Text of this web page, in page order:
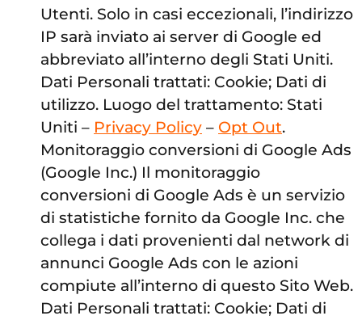
Utenti. Solo in casi eccezionali, l’indirizzo
IP sarà inviato ai server di Google ed
abbreviato all’interno degli Stati Uniti.
Dati Personali trattati: Cookie; Dati di
utilizzo. Luogo del trattamento: Stati
Uniti – Privacy Policy – Opt Out.
Monitoraggio conversioni di Google Ads
(Google Inc.) Il monitoraggio
conversioni di Google Ads è un servizio
di statistiche fornito da Google Inc. che
collega i dati provenienti dal network di
annunci Google Ads con le azioni
compiute all’interno di questo Sito Web.
Dati Personali trattati: Cookie; Dati di